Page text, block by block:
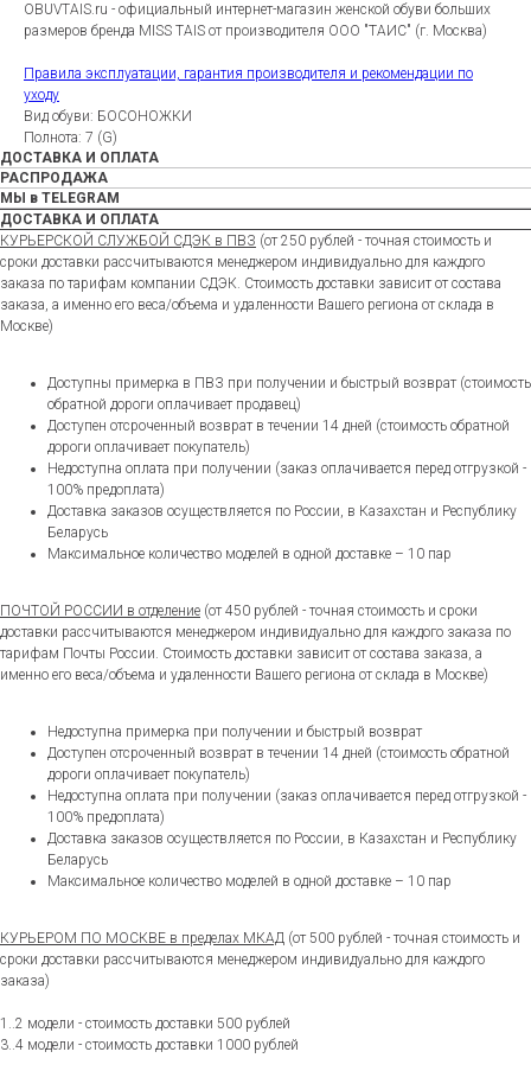
OBUVTAIS.ru - официальный интернет-магазин женской обуви больших
размеров бренда MISS TAIS от производителя ООО "ТАИС" (г. Москва)
Правила эксплуатации, гарантия производителя и рекомендации по
уходу
Вид обуви: БОСОНОЖКИ
Полнота: 7 (G)
ДОСТАВКА И ОПЛАТА
РАСПРОДАЖА
МЫ в TELEGRAM
ДОСТАВКА И ОПЛАТА
КУРЬЕРСКОЙ СЛУЖБОЙ СДЭК в ПВЗ (от 250 рублей - точная стоимость и
сроки доставки рассчитываются менеджером индивидуально для каждого
заказа по тарифам компании СДЭК. Стоимость доставки зависит от состава
заказа, а именно его веса/объема и удаленности Вашего региона от склада в
Москве)
Доступны примерка в ПВЗ при получении и быстрый возврат (стоимость
обратной дороги оплачивает продавец)
Доступен отсроченный возврат в течении 14 дней (стоимость обратной
дороги оплачивает покупатель)
Недоступна оплата при получении (заказ оплачивается перед отгрузкой -
100% предоплата)
Доставка заказов осуществляется по России, в Казахстан и Республику
Беларусь
Максимальное количество моделей в одной доставке – 10 пар
ПОЧТОЙ РОССИИ в отделение (от 450 рублей - точная стоимость и сроки
доставки рассчитываются менеджером индивидуально для каждого заказа по
тарифам Почты России. Стоимость доставки зависит от состава заказа, а
именно его веса/объема и удаленности Вашего региона от склада в Москве)
Недоступна примерка при получении и быстрый возврат
Доступен отсроченный возврат в течении 14 дней (стоимость обратной
дороги оплачивает покупатель)
Недоступна оплата при получении (заказ оплачивается перед отгрузкой -
100% предоплата)
Доставка заказов осуществляется по России, в Казахстан и Республику
Беларусь
Максимальное количество моделей в одной доставке – 10 пар
КУРЬЕРОМ ПО МОСКВЕ в пределах МКАД (от 500 рублей - точная стоимость и
сроки доставки рассчитываются менеджером индивидуально для каждого
заказа)
1..2 модели - стоимость доставки 500 рублей
3..4 модели - стоимость доставки 1000 рублей